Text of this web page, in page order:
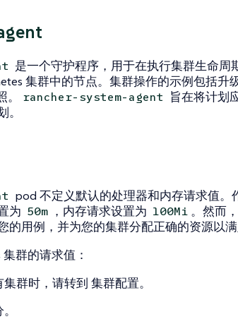
是一个守护程序，用于在执行集群生命周
集群中的节点。集群操作的示例包括升
rancher-system-agent 旨在将计划
pod 不定义默认的处理器和内存请求值。
为 50m ，内存请求设置为 100Mi 。然而，
的用例，并为您的集群分配正确的资源以满
群的请求值：
集群时，请转到 集群配置。